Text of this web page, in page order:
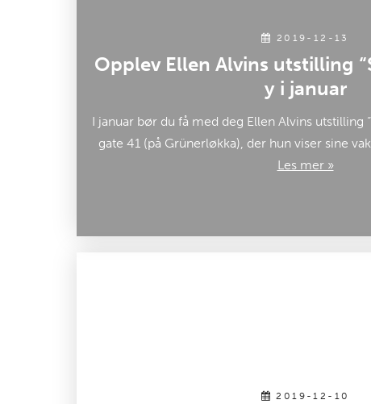
2019-12-13
Opplev Ellen Alvins utstilling
y i januar
I januar bør du få med deg Ellen Alvins utstilling
gate 41 (på Grünerløkka), der hun viser sine
Les mer »
2019-12-10